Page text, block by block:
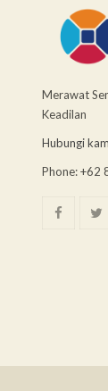
Merawat
Keadilan
Hubungi
Phone: +62